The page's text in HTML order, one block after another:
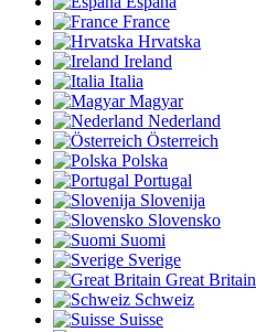
France
Hrvatska
Ireland
Italia
Magyar
Nederland
Österreich
Polska
Portugal
Slovenija
Slovensko
Suomi
Sverige
Great Britain
Schweiz
Suisse